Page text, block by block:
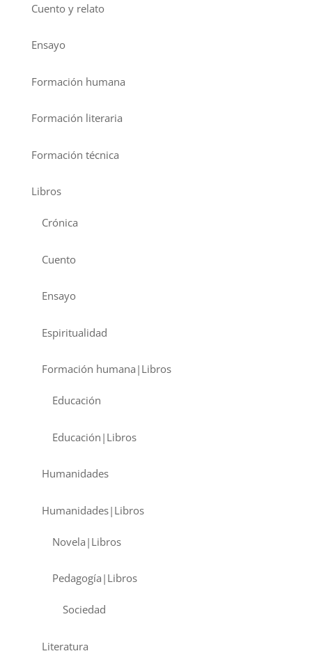
Cuento y relato
Ensayo
Formación humana
Formación literaria
Formación técnica
Libros
Crónica
Cuento
Ensayo
Espiritualidad
Formación humana|Libros
Educación
Educación|Libros
Humanidades
Humanidades|Libros
Novela|Libros
Pedagogía|Libros
Sociedad
Literatura